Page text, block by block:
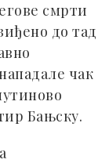
смрти
до тад
чак
Бањску.